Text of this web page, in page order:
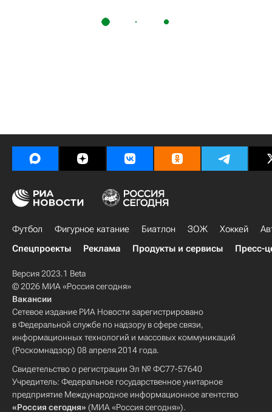
Футбол Фигурное катание Биатлон ЗОЖ Хоккей
Спецпроекты
Реклама Продукты и сервисы Пресс-
Версия 2023.1 Beta
© 2026 МИА «Россия сегодня»
Вакансии
Сетевое издание РИА Новости зарегистрировано
в Федеральной службе по надзору в сфере связи,
информационных технологий и массовых коммуникаций
(Роскомнадзор) 08 апреля 2014 года.
Свидетельство о регистрации Эл № ФС77-57640
Учредитель: Федеральное государственное унитарное
предприятие Международное информационное агентство
«Россия сегодня» (МИА «Россия сегодня»).